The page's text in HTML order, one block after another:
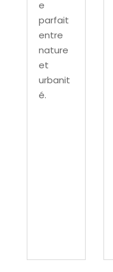
e
parfait
entre
nature
et
urbanit
é.